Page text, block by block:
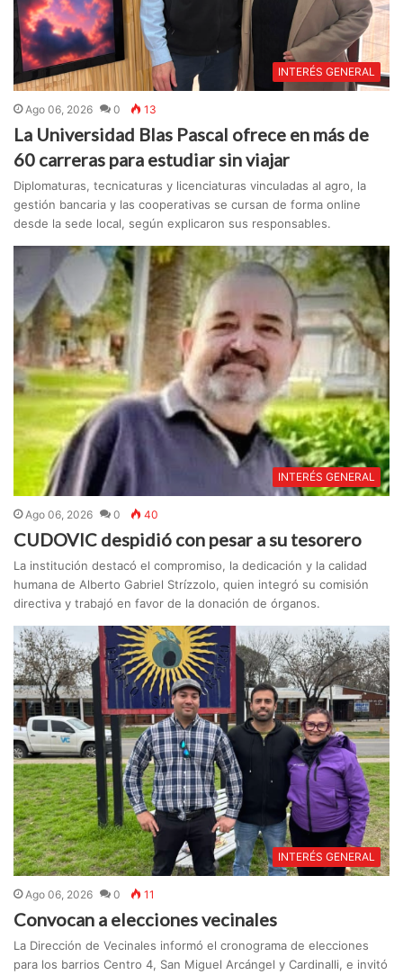
INTERÉS GENERAL
Ago 06, 2026 0 13
La Universidad Blas Pascal ofrece en más de
60 carreras para estudiar sin viajar
Diplomaturas, tecnicaturas y licenciaturas vinculadas al agro, la
gestión bancaria y las cooperativas se cursan de forma online
desde la sede local, según explicaron sus responsables.
INTERÉS GENERAL
Ago 06, 2026 0 40
CUDOVIC despidió con pesar a su tesorero
La institución destacó el compromiso, la dedicación y la calidad
humana de Alberto Gabriel Strízzolo, quien integró su comisión
directiva y trabajó en favor de la donación de órganos.
INTERÉS GENERAL
Ago 06, 2026 0 11
Convocan a elecciones vecinales
La Dirección de Vecinales informó el cronograma de elecciones
para los barrios Centro 4, San Miguel Arcángel y Cardinalli, e invitó